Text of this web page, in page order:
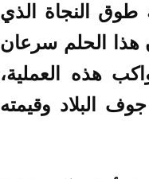
طوق النجاة الذي
هذا الحلم سرعان
هذه العملية،
البلاد وقيمته